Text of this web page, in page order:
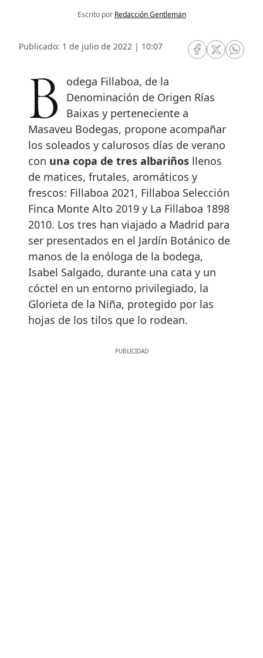
Escrito por Redacción Gentleman
Publicado: 1 de julio de 2022 | 10:07
RRSS Facebook
RRSSRRSS
Bodega Fillaboa, de la
Denominación de Origen Rías
Baixas y perteneciente a
Masaveu Bodegas, propone acompañar
los soleados y calurosos días de verano
con una copa de tres albariños llenos
de matices, frutales, aromáticos y
frescos: Fillaboa 2021, Fillaboa Selección
Finca Monte Alto 2019 y La Fillaboa 1898
2010. Los tres han viajado a Madrid para
ser presentados en el Jardín Botánico de
manos de la enóloga de la bodega,
Isabel Salgado, durante una cata y un
cóctel en un entorno privilegiado, la
Glorieta de la Niña, protegido por las
hojas de los tilos que lo rodean.